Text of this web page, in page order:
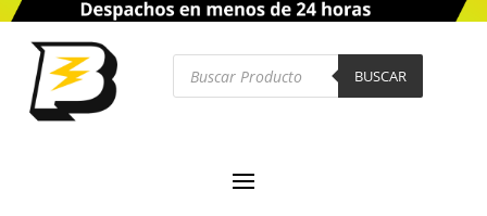
Búsqueda
productos
BUSCAR